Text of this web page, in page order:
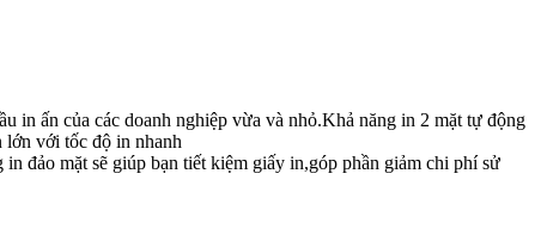
in ấn của các doanh nghiệp vừa và nhỏ.Khả năng in 2 mặt tự động
lớn với tốc độ in nhanh
đảo mặt sẽ giúp bạn tiết kiệm giấy in,góp phần giảm chi phí sử